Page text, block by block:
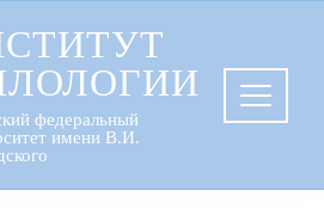
федеральный
имени В.И.